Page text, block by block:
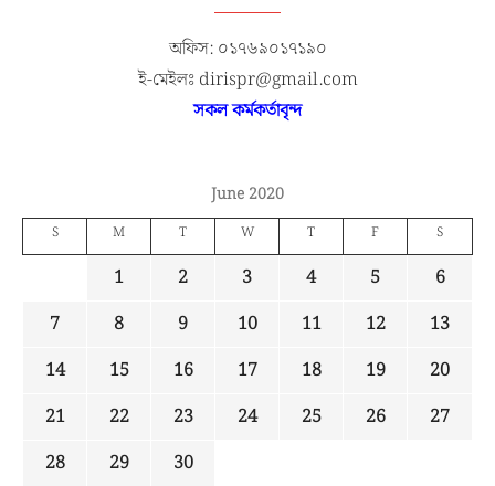
অফিস: ০১৭৬৯০১৭১৯০
ই-মেইলঃ dirispr@gmail.com
সকল কর্মকর্তাবৃন্দ
June 2020
S M T W T F S
1 2 3 4 5
6
7
8 9 10 11 12
13
14
15 16 17 18 19
20
21
22 23 24 25 26
27
28
29
30